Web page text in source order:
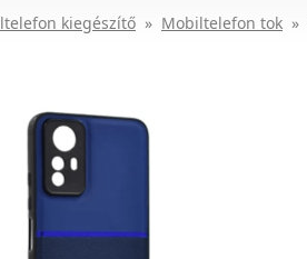
kiegészítő Mobiltelefon tok